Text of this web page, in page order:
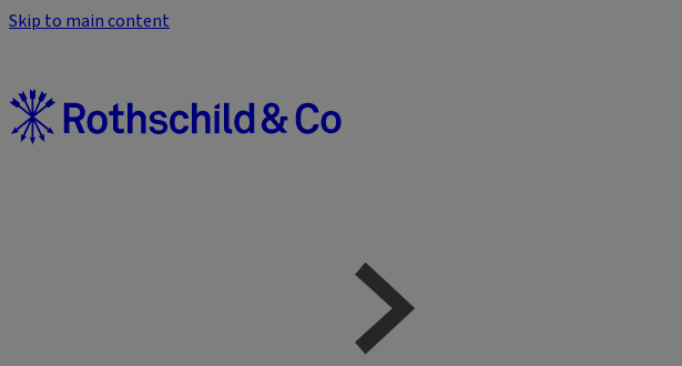
Skip to main content